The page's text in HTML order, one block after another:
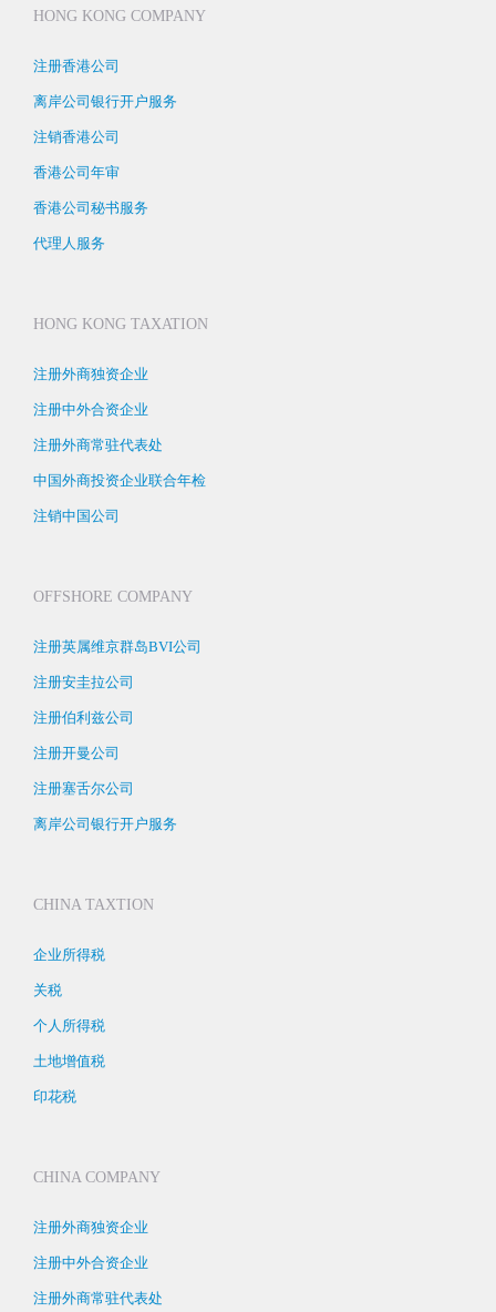
HONG KONG COMPANY
注册香港公司
离岸公司银行开户服务
注销香港公司
香港公司年审
香港公司秘书服务
代理人服务
HONG KONG TAXATION
注册外商独资企业
注册中外合资企业
注册外商常驻代表处
中国外商投资企业联合年检
注销中国公司
OFFSHORE COMPANY
注册英属维京群岛BVI公司
注册安圭拉公司
注册伯利兹公司
注册开曼公司
注册塞舌尔公司
离岸公司银行开户服务
CHINA TAXTION
企业所得税
关税
个人所得税
土地增值税
印花税
CHINA COMPANY
注册外商独资企业
注册中外合资企业
注册外商常驻代表处